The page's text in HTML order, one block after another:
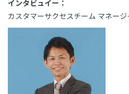
インタビュイー：
カスタマーサクセスチーム マネー